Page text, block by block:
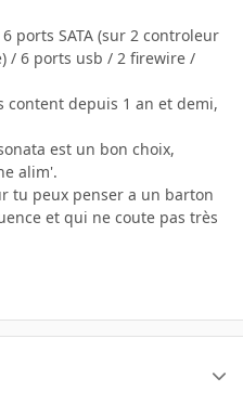
ports SATA (sur 2 controleur
/ 6 ports usb / 2 firewire /
content depuis 1 an et demi,
est un bon choix,
alim'.
tu peux penser a un barton
et qui ne coute pas très